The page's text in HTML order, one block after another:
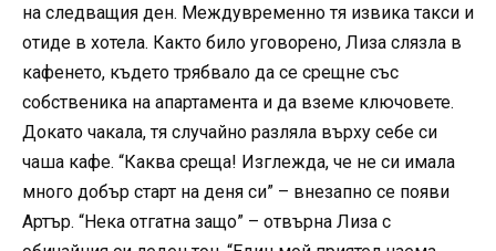
на следващия ден. Междувременно тя извика такси и
отиде в хотела. Както било уговорено, Лиза слязла в
кафенето, където трябвало да се срещне със
собственика на апартамента и да вземе ключовете.
Докато чакала, тя случайно разляла върху себе си
чаша кафе. “Каква среща! Изглежда, че не си имала
много добър старт на деня си” – внезапно се появи
Артър. “Нека отгатна защо” – отвърна Лиза с